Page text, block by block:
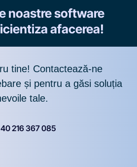
noastre software
afacerea!
tine! Contactează-ne
și pentru a găsi soluția
tale.
216 367 085